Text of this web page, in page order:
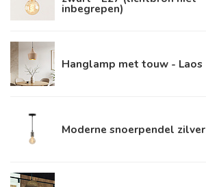
inbegrepen)
Hanglamp met touw - Laos
Moderne snoerpendel zilver